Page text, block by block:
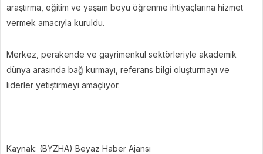
araştırma, eğitim ve yaşam boyu öğrenme ihtiyaçlarına hizmet
vermek amacıyla kuruldu.
Merkez, perakende ve gayrimenkul sektörleriyle akademik
dünya arasında bağ kurmayı, referans bilgi oluşturmayı ve
liderler yetiştirmeyi amaçlıyor.
Kaynak: (BYZHA) Beyaz Haber Ajansı